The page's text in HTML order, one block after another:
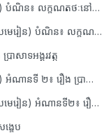
មេរៀនទី១ (វីដេអូ) បំណិន៖ លក្ខណតថៈនៅក្នុងរឿង
មេរៀនទី១ (សង្ខេបមេរៀន) បំណិន៖ លក្ខណតថៈនៅក្នុងរឿង
សាទអង្គរវត្ត
មេរៀនទី១ (វីដេអូ) អំណានទី ២៖ រឿង ប្រាសាទអង្គរវត្ត
មេរៀនទី១ (សង្ខេបមេរៀន) អំណានទី២៖ រឿង ប្រាសាទអង្គរវត្ត
ខេប